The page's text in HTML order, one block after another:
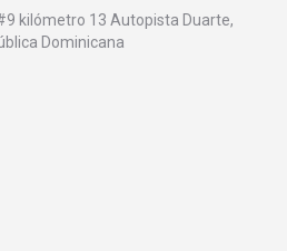
kilómetro 13 Autopista Duarte,
Dominicana